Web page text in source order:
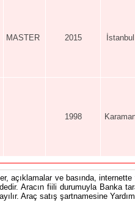
MASTER 2015 İstanbul
1998
açıklamalar ve basında,
Aracın fiili durumuyla Banka
Araç satış şartnamesine